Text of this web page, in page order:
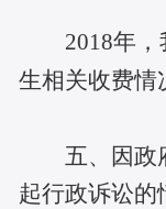
2018年，
生相关收费情
五、因政
起行政诉讼的